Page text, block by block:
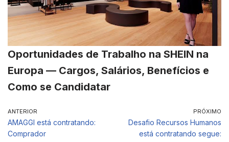
Oportunidades de Trabalho na SHEIN na
Europa — Cargos, Salários, Benefícios e
Como se Candidatar
ANTERIOR
AMAGGI está contratando:
Comprador
PRÓXIMO
Desafio Recursos Humanos
está contratando segue: